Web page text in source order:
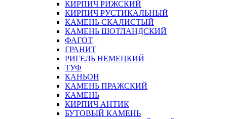
КИРПИЧ РИЖСКИЙ
КИРПИЧ РУСТИКАЛЬНЫЙ
КАМЕНЬ СКАЛИСТЫЙ
КАМЕНЬ ШОТЛАНДСКИЙ
ФАГОТ
ГРАНИТ
РИГЕЛЬ НЕМЕЦКИЙ
ТУФ
КАНЬОН
КАМЕНЬ ПРАЖСКИЙ
КАМЕНЬ
КИРПИЧ АНТИК
БУТОВЫЙ КАМЕНЬ